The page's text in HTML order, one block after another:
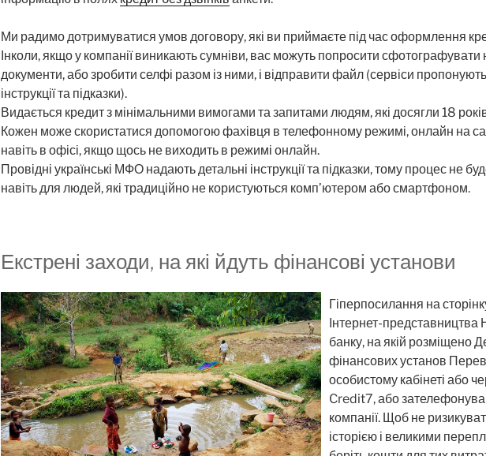
Ми радимо дотримуватися умов договору, які ви приймаєте під час оформлення
Інколи, якщо у компанії виникають сумніви, вас можуть попросити
документи, або зробити селфі разом із ними, і відправити файл (сервіси пропонують
інструкції та підказки).
Видається кредит з мінімальними вимогами та запитами людям, які досягли 18
Кожен може скористатися допомогою фахівця в телефонному режимі, онлайн на
навіть в офісі, якщо щось не виходить в режимі онлайн.
Провідні українські МФО надають детальні інструкції та підказки, тому процес не
навіть для людей, які традиційно не користуються комп’ютером або смартфоном.
Екстрені заходи, на які йдуть фінансові установи
Гіперпосилання на
Інтернет-представництва
банку, на якій розміщено
фінансових установ
особистому кабінеті або
Credit7, або
компанії. Щоб не
історією і великими